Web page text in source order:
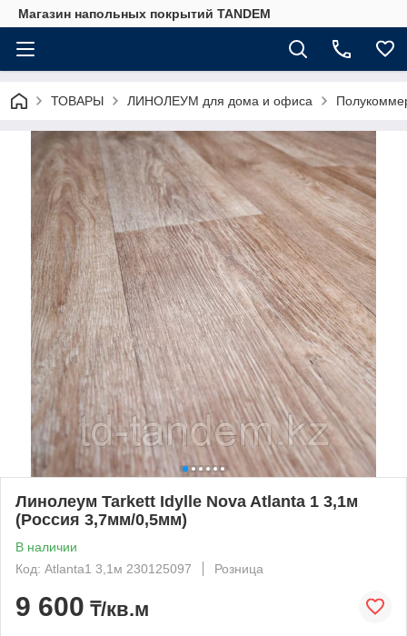
Магазин напольных покрытий TANDEM
ТОВАРЫ ЛИНОЛЕУМ для дома и офиса
Линолеум Tarkett Idylle Nova Atlanta 1 3,1м
(Россия 3,7мм/0,5мм)
В наличии
Код: Atlanta1 3,1м 230125097
Розница
9 600 ₸/кв.м